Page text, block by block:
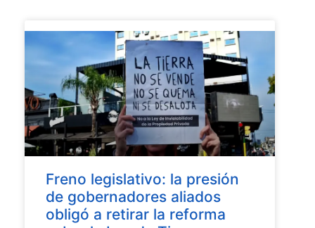
Freno legislativo: la presión
de gobernadores aliados
obligó a retirar la reforma